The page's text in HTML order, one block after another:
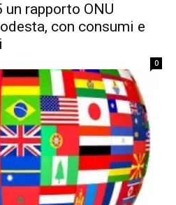
un rapporto ONU
con consumi e
0